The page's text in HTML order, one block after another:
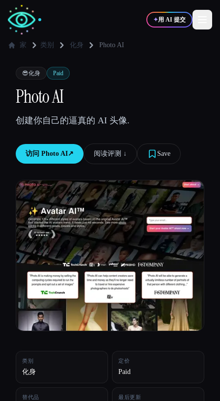
✦用 AI 提交
✍️写作者
💻
博客
比较工具
所有分类
关于
家 类别 化身 Photo AI
😎化身 Paid
Photo AI
创建你自己的逼真的 AI 头像.
访问 Photo AI↗︎ 阅读评测 ↓︎ Save
类别
化身
定价
Paid
替代品 最后更新